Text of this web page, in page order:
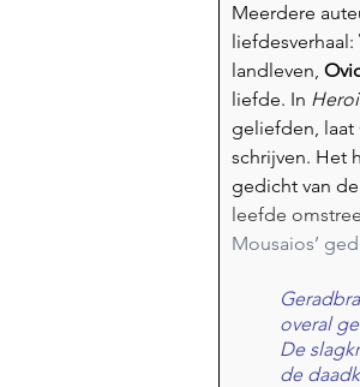
Meerdere
liefdesverhaal:
landleven,
liefde. In
geliefden,
schrijven. Het
gedicht van
leefde
Mousaios’
overal
De
de